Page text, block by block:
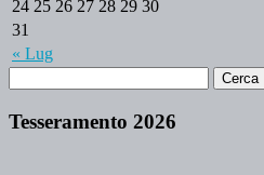
« Lug
24 25 26 27 28 29 30
31
Tesseramento 2026